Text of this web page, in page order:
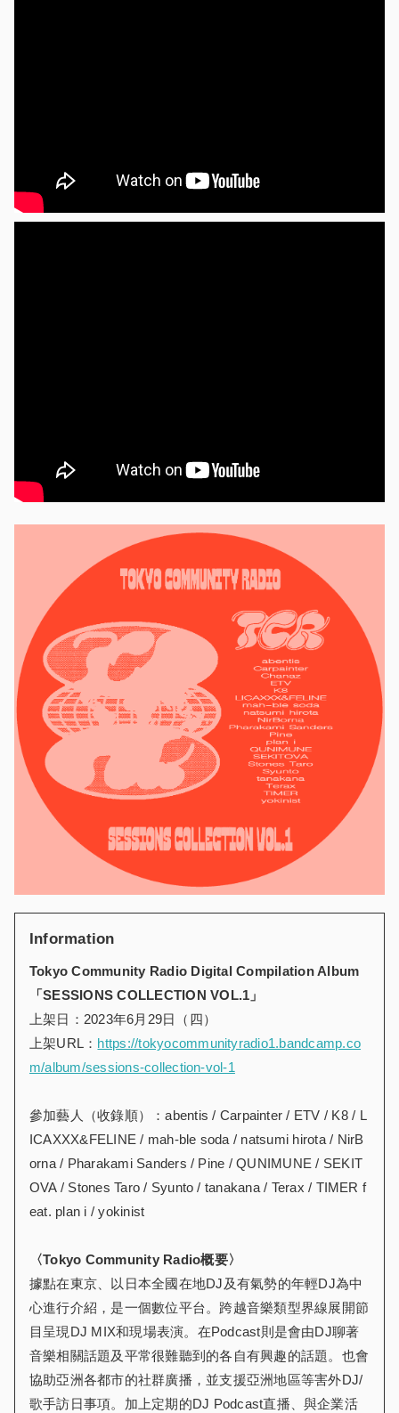
Information
Tokyo Community Radio Digital Compilation Album
「SESSIONS COLLECTION VOL.1」
上架日：2023年6月29日（四）
上架URL： https://tokyocommunityradio1.bandcamp.co
m/album/sessions-collection-vol-1
參加藝人（收錄順）：abentis / Carpainter / ETV / K8 / L
ICAXXX&FELINE / mah-ble soda / natsumi hirota / NirB
orna / Pharakami Sanders / Pine / QUNIMUNE / SEKIT
OVA / Stones Taro / Syunto / tanakana / Terax / TIMER f
eat. plan i / yokinist
〈Tokyo Community Radio概要〉
據點在東京、以日本全國在地DJ及有氣勢的年輕DJ為中
心進行介紹，是一個數位平台。跨越音樂類型界線展開節
目呈現DJ MIX和現場表演。在Podcast則是會由DJ聊著
音樂相關話題及平常很難聽到的各自有興趣的話題。也會
協助亞洲各都市的社群廣播，並支援亞洲地區等害外DJ/
歌手訪日事項。加上定期的DJ Podcast直播、與企業活